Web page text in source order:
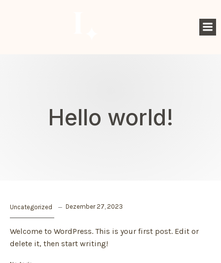
Hello world!
Uncategorized Dezember 27, 2023
Welcome to WordPress. This is your first post. Edit or
delete it, then start writing!